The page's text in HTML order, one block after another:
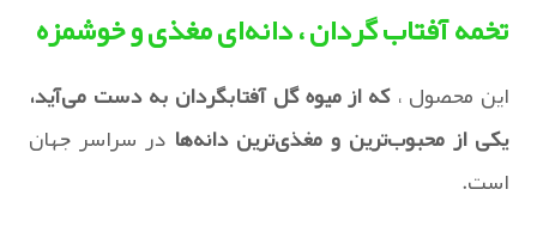
تخمه آفتاب گردان ، دانه‌ای مغذی و خوشمزه
این محصول ،که از میوه گل آفتابگردان به دست می‌آید،
یکی از محبوب‌ترین و مغذی‌ترین دانه‌ها در سراسر جهان
است.